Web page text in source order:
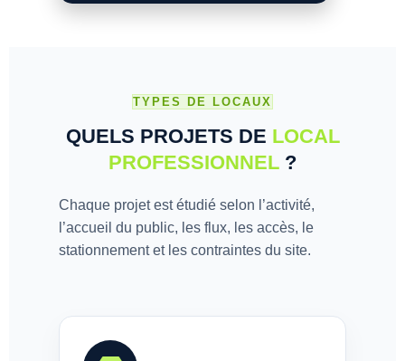
TYPES DE LOCAUX
QUELS PROJETS DE LOCAL
PROFESSIONNEL ?
Chaque projet est étudié selon l’activité,
l’accueil du public, les flux, les accès, le
stationnement et les contraintes du site.